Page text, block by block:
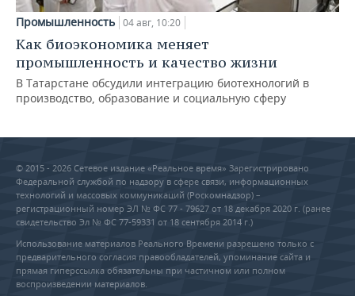
Промышленность 04 авг, 10:20
Как биоэкономика меняет
промышленность и качество жизни
В Татарстане обсудили интеграцию биотехнологий в
производство, образование и социальную сферу
© 2015 - 2026 Сетевое издание «Реальное время» Зарегистрировано
Федеральной службой по надзору в сфере связи, информационных
технологий и массовых коммуникаций (Роскомнадзор) –
регистрационный номер ЭЛ № ФС 77 - 79627 от 18 декабря 2020 г. (ранее
свидетельство Эл № ФС 77-59331 от 18 сентября 2014 г.)
Использование материалов Реального Времени разрешено только с
предварительного согласия правообладателей, упоминание сайта и
прямая гиперссылка обязательны при частичном или полном
воспроизведении материалов.